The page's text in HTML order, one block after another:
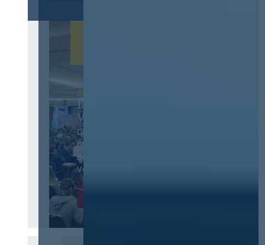
12. & 13. November 2026 in
Berlin
13. Deutscher
Vergabetag
Der Jahreskongress für
öffentliches
Beschaffungswesen und
Vergaberecht